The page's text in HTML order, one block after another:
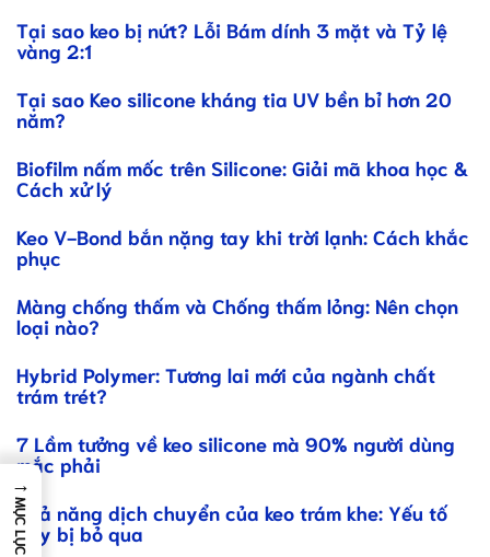
Tại sao keo bị nứt? Lỗi Bám dính 3 mặt và Tỷ lệ
vàng 2:1
Tại sao Keo silicone kháng tia UV bền bỉ hơn 20
năm?
Biofilm nấm mốc trên Silicone: Giải mã khoa học &
Cách xử lý
Keo V-Bond bắn nặng tay khi trời lạnh: Cách khắc
phục
Màng chống thấm và Chống thấm lỏng: Nên chọn
loại nào?
Hybrid Polymer: Tương lai mới của ngành chất
trám trét?
7 Lầm tưởng về keo silicone mà 90% người dùng
mắc phải
Khả năng dịch chuyển của keo trám khe: Yếu tố
hay bị bỏ qua
→
MỤC LỤC